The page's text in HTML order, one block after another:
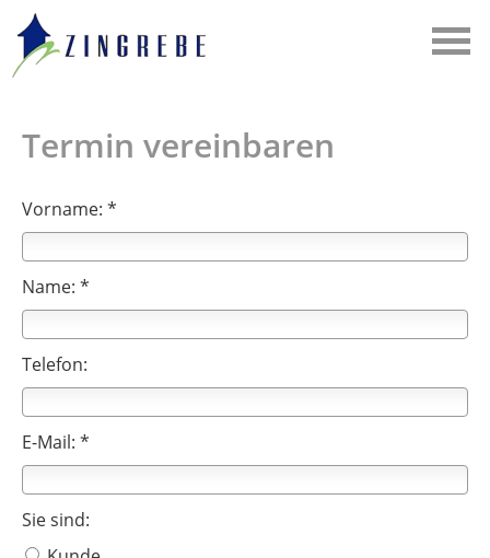
Termin vereinbaren
Vorname: *
Name: *
Telefon:
E-Mail: *
Sie sind: